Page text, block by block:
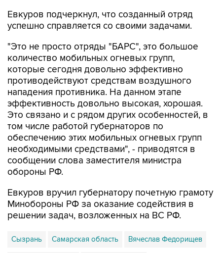
Евкуров подчеркнул, что созданный отряд
успешно справляется со своими задачами.
"Это не просто отряды "БАРС", это большое
количество мобильных огневых групп,
которые сегодня довольно эффективно
противодействуют средствам воздушного
нападения противника. На данном этапе
эффективность довольно высокая, хорошая.
Это связано и с рядом других особенностей, в
том числе работой губернаторов по
обеспечению этих мобильных огневых групп
необходимыми средствами", - приводятся в
сообщении слова заместителя министра
обороны РФ.
Евкуров вручил губернатору почетную грамоту
Минобороны РФ за оказание содействия в
решении задач, возложенных на ВС РФ.
Сызрань Самарская область Вячеслав Федорищев